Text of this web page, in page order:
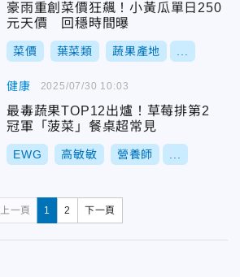
豪雨重創菜價狂飆！小黃瓜單日250
元天價 回穩時間曝
菜價 葉菜類 蔬果產地
健康
最毒蔬果TOP12出爐！草莓排第2
冠軍「菠菜」餐桌超常見
EWG 高敏敏 營養師
2025/07/30 10:03
上一頁 1 2 下一頁